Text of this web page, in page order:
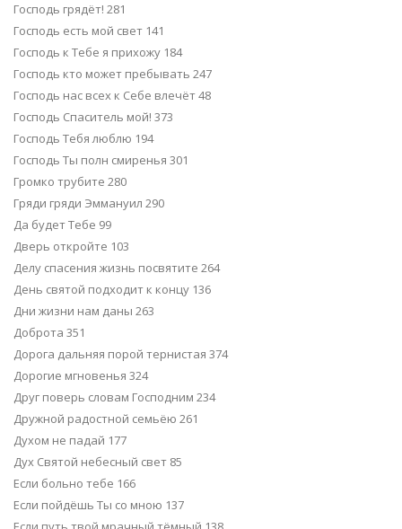
Господь грядёт! 281
Господь есть мой свет 141
Господь к Тебе я прихожу 184
Господь кто может пребывать 247
Господь нас всех к Себе влечёт 48
Господь Спаситель мой! 373
Господь Тебя люблю 194
Господь Ты полн смиренья 301
Громко трубите 280
Гряди гряди Эммануил 290
Да будет Тебе 99
Дверь откройте 103
Делу спасения жизнь посвятите 264
День святой подходит к концу 136
Дни жизни нам даны 263
Доброта 351
Дорога дальняя порой тернистая 374
Дорогие мгновенья 324
Друг поверь словам Господним 234
Дружной радостной семьёю 261
Духом не падай 177
Дух Святой небесный свет 85
Если больно тебе 166
Если пойдёшь Ты со мною 137